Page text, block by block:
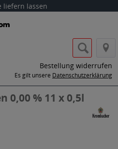
liefern lassen
Bestellung widerrufen
Es gilt unsere Datenschutzerklärung
0,00 % 11 x 0,5l